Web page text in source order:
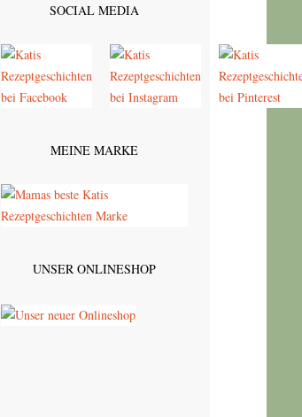
SOCIAL MEDIA
MEINE MARKE
UNSER ONLINESHOP